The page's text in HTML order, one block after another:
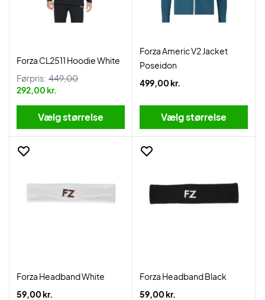
Forza CL2511 Hoodie White
Førpris: 449,00
292,00 kr.
Vælg størrelse
Forza Americ V2 Jacket
Poseidon
499,00 kr.
Vælg størrelse
Forza Headband White
59,00 kr.
Forza Headband Black
59,00 kr.